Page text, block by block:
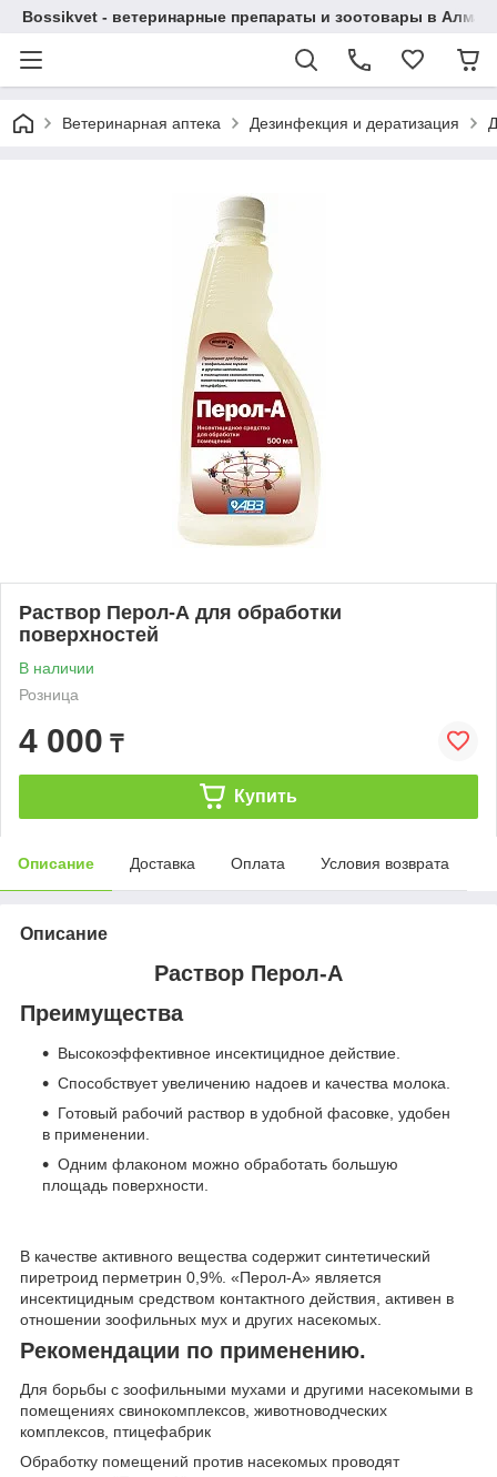
Bossikvet - ветеринарные препараты и зоотовары в
Ветеринарная аптека Дезинфекция и дератизация
Раствор Перол-А для обработки
поверхностей
В наличии
Розница
4 000 ₸
Купить
Описание Доставка Оплата Условия возврата
Описание
Раствор Перол-А
Преимущества
Высокоэффективное инсектицидное действие.
Способствует увеличению надоев и качества молока.
Готовый рабочий раствор в удобной фасовке, удобен
в применении.
Одним флаконом можно обработать большую
площадь поверхности.
В качестве активного вещества содержит синтетический
пиретроид перметрин 0,9%. «Перол-А» является
инсектицидным средством контактного действия, активен в
отношении зоофильных мух и других насекомых.
Рекомендации по применению.
Для борьбы с зоофильными мухами и другими насекомыми в
помещениях свинокомплексов, животноводческих
комплексов, птицефабрик
Обработку помещений против насекомых проводят